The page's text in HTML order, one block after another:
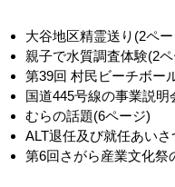
大谷地区精霊送り(2ペ
親子で水質調査体験(2
第39回 村民ビーチボー
国道445号線の事業説明
むらの話題(6ページ)
ALT退任及び就任あいさ
第6回さがら産業文化祭